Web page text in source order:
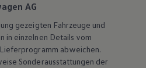
AG
gezeigten Fahrzeuge und
in einzelnen Details vom
abweichen.
Sonderausstattungen der